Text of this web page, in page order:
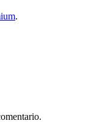
.